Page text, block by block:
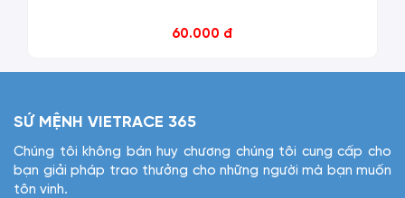
60.000 đ
SỨ MỆNH VIETRACE 365
Chúng tôi không bán huy chương chúng tôi cung cấp cho
bạn giải pháp trao thưởng cho những người mà bạn muốn
tôn vinh.